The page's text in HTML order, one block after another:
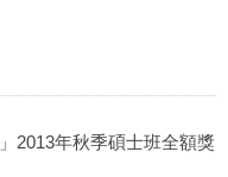
2013年秋季碩士班全額獎